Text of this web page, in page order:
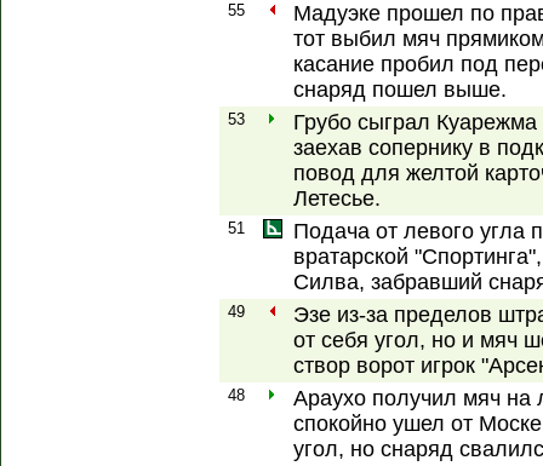
55
Мадуэке прошел по
тот выбил мяч
касание пробил под
снаряд пошел выше.
53
Грубо сыграл
заехав сопернику в
повод для желтой
Летесье.
51
Подача от левого угла
вратарской
Силва, забравший
49
Эзе из-за пределов
от себя угол, но и мяч
створ ворот игрок
48
Араухо получил мяч
спокойно ушел от
угол, но снаряд